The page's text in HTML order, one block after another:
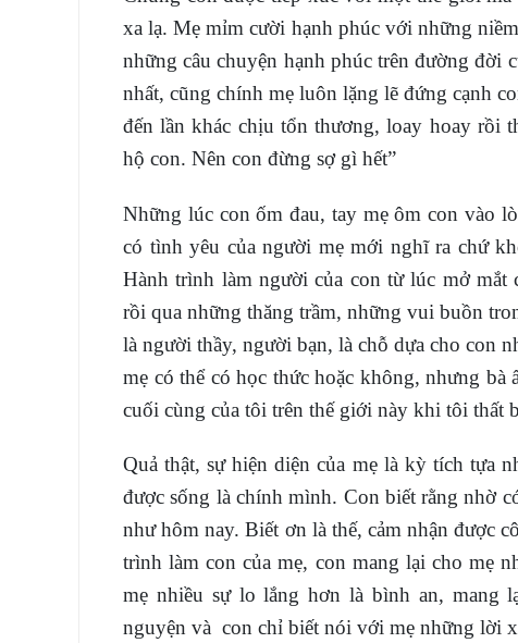
xa lạ. Mẹ mỉm cười hạnh phúc với những
những câu chuyện hạnh phúc trên đường đời
nhất, cũng chính mẹ luôn lặng lẽ đứng cạnh
đến lần khác chịu tổn thương, loay hoay rồi
hộ con. Nên con đừng sợ gì hết”
Những lúc con ốm đau, tay mẹ ôm con vào
có tình yêu của người mẹ mới nghĩ ra chứ
Hành trình làm người của con từ lúc mở mắt
rồi qua những thăng trầm, những vui buồn
là người thầy, người bạn, là chỗ dựa cho con
mẹ có thể có học thức hoặc không, nhưng
cuối cùng của tôi trên thế giới này khi tôi thất
Quả thật, sự hiện diện của mẹ là kỳ tích tựa
được sống là chính mình. Con biết rằng nhờ
như hôm nay. Biết ơn là thế, cảm nhận được
trình làm con của mẹ, con mang lại cho mẹ
mẹ nhiều sự lo lắng hơn là bình an, mang
nguyện và con chỉ biết nói với mẹ những lời